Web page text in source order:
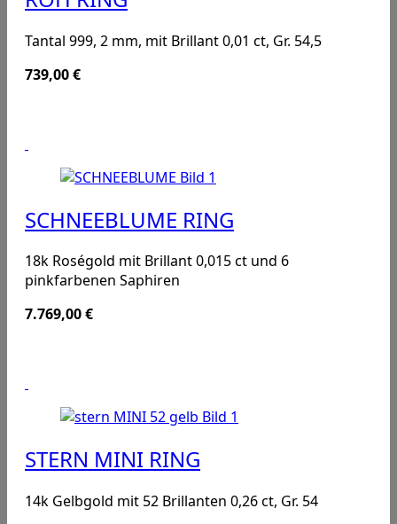
Tantal 999, 2 mm, mit Brillant 0,01 ct, Gr. 54,5
739,00€
SCHNEEBLUME RING
18k Roségold mit Brillant 0,015 ct und 6
pinkfarbenen Saphiren
7.769,00€
STERN MINI RING
14k Gelbgold mit 52 Brillanten 0,26 ct, Gr. 54